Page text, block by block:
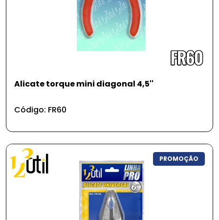
Alicate torque mini diagonal 4,5''
Código: FR60
PROMOÇÃO